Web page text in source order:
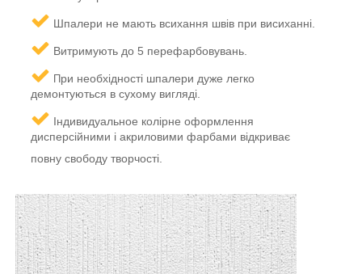
Шпалери не мають всихання швів при висиханні.
Витримують до 5 перефарбовувань.
П ри необхідності шпалери дуже легко
демонтуються в сухому вигляді.
Індивидуальное колірне оформлення
дисперсійними і акриловими фарбами відкриває
повну свободу творчості.